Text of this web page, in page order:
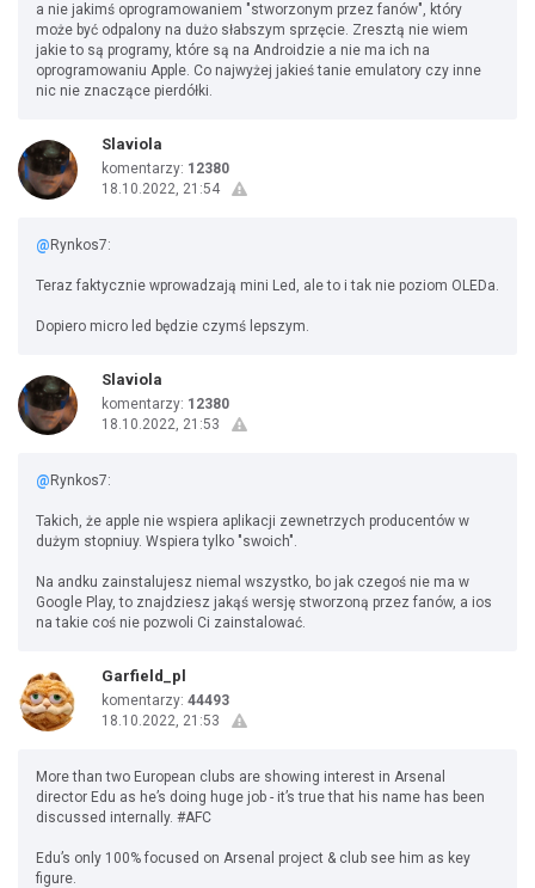
a nie jakimś oprogramowaniem "stworzonym przez fanów", który
może być odpalony na dużo słabszym sprzęcie. Zresztą nie wiem
jakie to są programy, które są na Androidzie a nie ma ich na
oprogramowaniu Apple. Co najwyżej jakieś tanie emulatory czy inne
nic nie znaczące pierdółki.
Slaviola
komentarzy: 12380
18.10.2022, 21:54
@ Rynkos7:
Teraz faktycznie wprowadzają mini Led, ale to i tak nie poziom OLEDa.
Dopiero micro led będzie czymś lepszym.
Slaviola
komentarzy: 12380
18.10.2022, 21:53
@ Rynkos7:
Takich, że apple nie wspiera aplikacji zewnetrzych producentów w
dużym stopniuy. Wspiera tylko "swoich".
Na andku zainstalujesz niemal wszystko, bo jak czegoś nie ma w
Google Play, to znajdziesz jakąś wersję stworzoną przez fanów, a ios
na takie coś nie pozwoli Ci zainstalować.
Garfield_pl
komentarzy: 44493
18.10.2022, 21:53
More than two European clubs are showing interest in Arsenal
director Edu as he’s doing huge job - it’s true that his name has been
discussed internally. #AFC
Edu’s only 100% focused on Arsenal project & club see him as key
figure.